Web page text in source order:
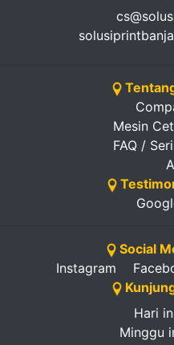
Mesin
FAQ /
Social
Instagram
Hari
Minggu